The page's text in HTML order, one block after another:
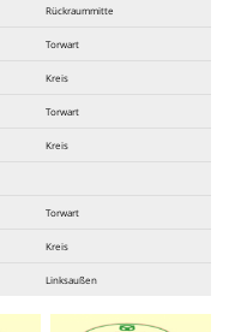
Rückraummitte
Torwart
Kreis
Torwart
Kreis
Torwart
Kreis
Linksaußen